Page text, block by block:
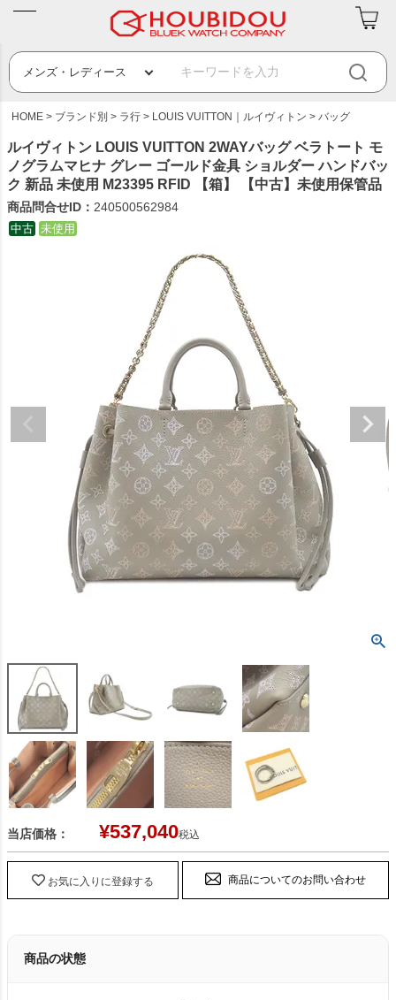
HOME ブランド別 ラ行 LOUIS VUITTON｜ルイヴィトン バッグ
ルイヴィトン LOUIS VUITTON 2WAYバッグ ベラトート モ
ノグラムマヒナ グレー ゴールド金具 ショルダー ハンドバッ
ク 新品 未使用 M23395 RFID 【箱】 【中古】未使用保管品
商品問合せID： 240500562984
中古 未使用
当店価格： ¥537,040税込
お気に入りに登録する 商品についてのお問い合わせ
商品の状態